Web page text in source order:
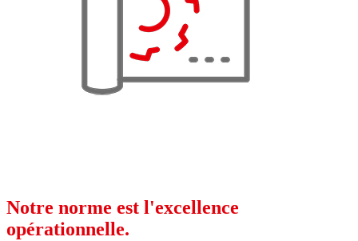
Notre norme est l'excellence
opérationnelle.